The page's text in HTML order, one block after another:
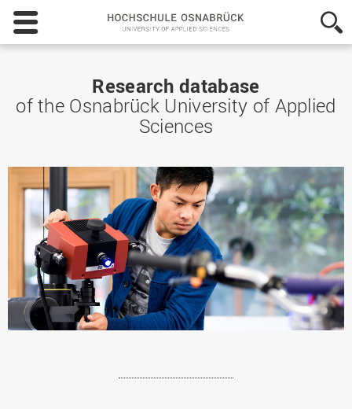
Hochschule
Osnabrück
-
Sciences
Research database
of the Osnabrück University of Applied
Sciences